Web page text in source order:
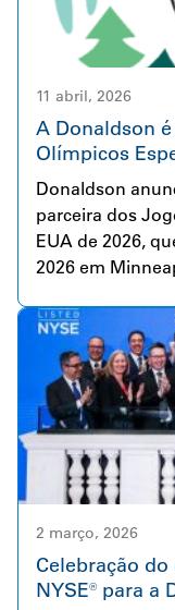
11 abril, 2026
A Donaldson
Olímpicos
Donaldson
parceira dos
EUA de 2026,
2026 em
2 março, 2026
Celebração
NYSE® para a